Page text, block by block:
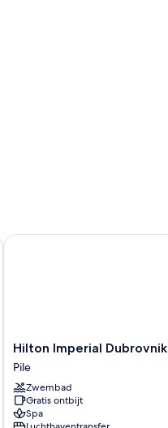
Hilton
Imperial
Dubrovnik
Pile
Hilton Imperial Dubrovnik
Pile
Zwembad
Gratis ontbijt
Spa
Hilton Imperial Dubrovnik